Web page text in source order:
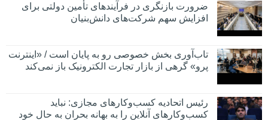
ضرورت بازنگری در فرآیندهای تأمین دولتی برای
افزایش سهم شرکت‌های دانش‌بنیان
تاب‌آوری بخش خصوصی رو به پایان است / «اینترنت
پرو» گرهی از بازار تجارت الکترونیک باز نمی‌کند
رئیس اتحادیه کسب‌وکارهای مجازی: نباید
کسب‌وکارهای آنلاین را به بهانه بحران به حال خود